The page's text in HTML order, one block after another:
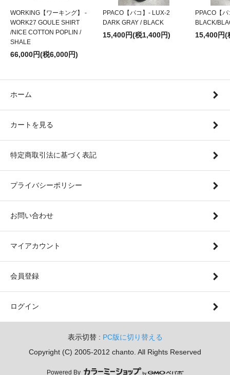
WORKING【ワーキング】 -
WORK27 GOULE SHIRT
/NICE COTTON POPLIN /
SHALE
66,000円(税6,000円)
PPACO【パコ】- LUX-2
DARK GRAY / BLACK
15,400円(税1,400円)
PPACO【
BLACK/
15,400円(
ホーム
カートを見る
特定商取引法に基づく表記
プライバシーポリシー
お問い合わせ
マイアカウント
会員登録
ログイン
表示切替 : PC版に切り替える
Copyright (C) 2005-2012 chanto. All Rights Reserved
Powered By